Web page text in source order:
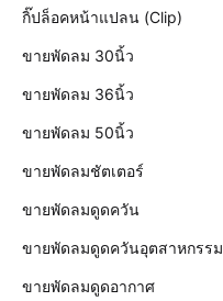
กิ๊ปล็อคหน้าแปลน (Clip)
ขายพัดลม 30นิ้ว
ขายพัดลม 36นิ้ว
ขายพัดลม 50นิ้ว
ขายพัดลมชัตเตอร์
ขายพัดลมดูดควัน
ขายพัดลมดูดควันอุตสาหกรรม
ขายพัดลมดูดอากาศ